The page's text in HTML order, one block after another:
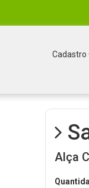
Cadastro
Alça